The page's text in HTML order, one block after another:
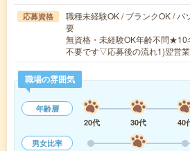
応募資格
職種未経験OK / ブランクOK / パ
要
無資格・未経験OK年齢不問
不要です▽応募後の流れ1)翌営
職場の雰囲気
年齢層
20代
30代 40
男女比率